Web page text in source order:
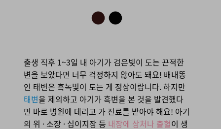
출생 직후 1~3일 내 아기가 검은빛이 도는 끈적한
변을 보았다면 너무 걱정하지 않아도 돼요! 배내똥
인 태변은 흑녹빛이 도는 게 정상이랍니다. 하지만
태변을 제외하고 아기가 흑변을 본 것을 발견했다
면 바로 병원에 데리고 가 진료를 받아야 해요! 아기
의 위 · 소장 · 십이지장 등 내장에 상처나 출혈이 생